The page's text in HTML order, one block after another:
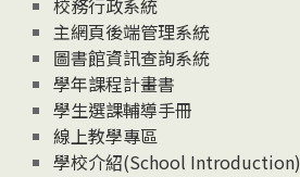
校務行政系統
主網頁後端管理系統
圖書館資訊查詢系統
學年課程計畫書
學生選課輔導手冊
線上教學專區
學校介紹(School Introduction)